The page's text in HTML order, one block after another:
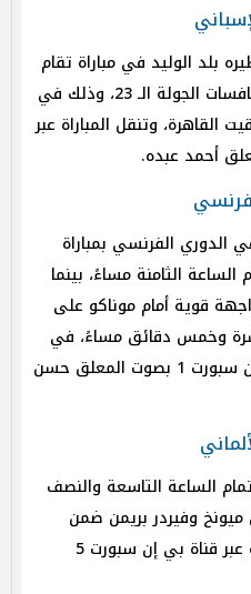
بلد الوليد في مباراة تقام
على ملعب تريزا ريفيرو ضمن منافسات الجولة الـ 23، وذلك في
القاهرة، وتنقل المباراة عبر
مواجهات الجولة الـ 21 في الدوري الفرنسي بمباراة
الثامنة مساءً، بينما
قوية أمام موناكو على
وخمس دقائق مساءً، في
المباراة التي تُبث عبر قناة بي إن سبورت 1 بصوت المعلق حسن
الساعة التاسعة والنصف
وفيردر بريمن ضمن
الجولة الـ 21، فيما تنقل المباراة عبر قناة بي إن سبورت 5